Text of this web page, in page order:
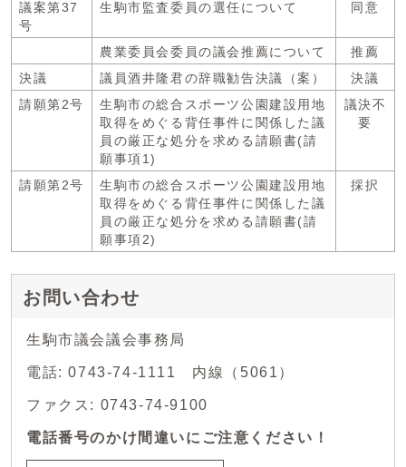
議案第37
号
生駒市監査委員の選任について 同意
農業委員会委員の議会推薦について
推薦
決議
議員酒井隆君の辞職勧告決議（案）
決議
請願第2号
生駒市の総合スポーツ公園建設用地
取得をめぐる背任事件に関係した議
員の厳正な処分を求める請願書(請
願事項1)
議決不
要
請願第2号
生駒市の総合スポーツ公園建設用地
取得をめぐる背任事件に関係した議
員の厳正な処分を求める請願書(請
願事項2)
採択
お問い合わせ
生駒市議会議会事務局
電話: 0743-74-1111 内線（5061）
ファクス: 0743-74-9100
電話番号のかけ間違いにご注意ください！